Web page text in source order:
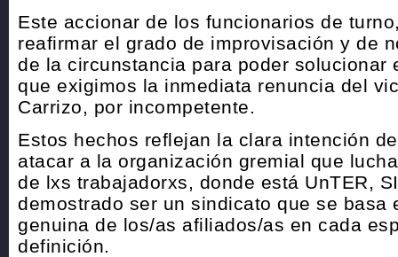
Este accionar de los funcionarios de
reafirmar el grado de improvisación y de
de la circunstancia para poder solucionar
que exigimos la inmediata renuncia del
Carrizo, por incompetente.
Estos hechos reflejan la clara intención
atacar a la organización gremial que
de lxs trabajadorxs, donde está UnTER,
demostrado ser un sindicato que se basa
genuina de los/as afiliados/as en cada
definición.